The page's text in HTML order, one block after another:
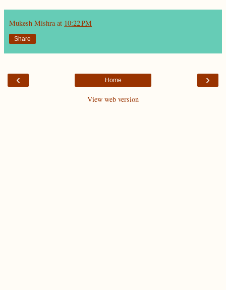
Mukesh Mishra at 10:22 PM
Share
‹ ›
Home
View web version